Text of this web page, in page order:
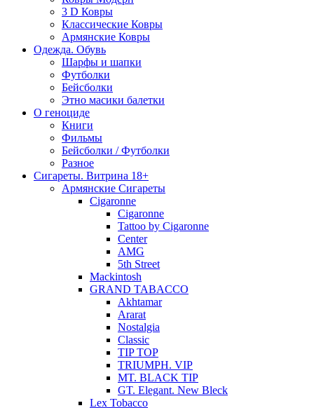
3 D Ковры
Классические Ковры
Армянские Ковры
Одежда. Обувь
Шарфы и шапки
Футболки
Бейсболки
Этно масики балетки
О геноциде
Книги
Фильмы
Бейсболки / Футболки
Разное
Сигареты. Витрина 18+
Армянские Сигареты
Cigaronne
Cigaronne
Tattoo by Cigaronne
Center
AMG
5th Street
Mackintosh
GRAND TABACCO
Akhtamar
Ararat
Nostalgia
Classic
TIP TOP
TRIUMPH. VIP
MT. BLACK TIP
GT. Elegant. New Bleck
Lex Tobacco